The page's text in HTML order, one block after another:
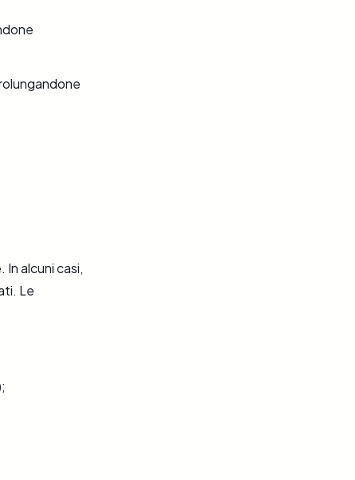
alcuni casi,
Le